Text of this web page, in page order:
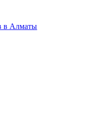
в Алматы